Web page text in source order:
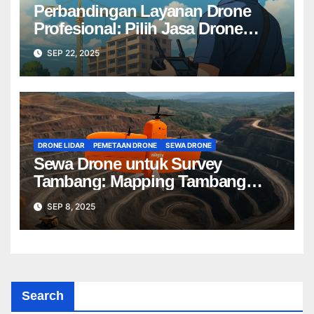
Perbandingan Layanan Drone
Profesional: Pilih Jasa Drone
Terbaik untuk Proyek Anda
SEP 22, 2025
DRONE LIDAR PEMETAAN DRONE SEWA DRONE
Sewa Drone untuk Survey
Tambang: Mapping Tambang
Profesional Lebih Cepat & Akurat
SEP 8, 2025
Search